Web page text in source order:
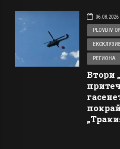
06.08.2026
PLOVDIV
РЕГИОНА
Втори